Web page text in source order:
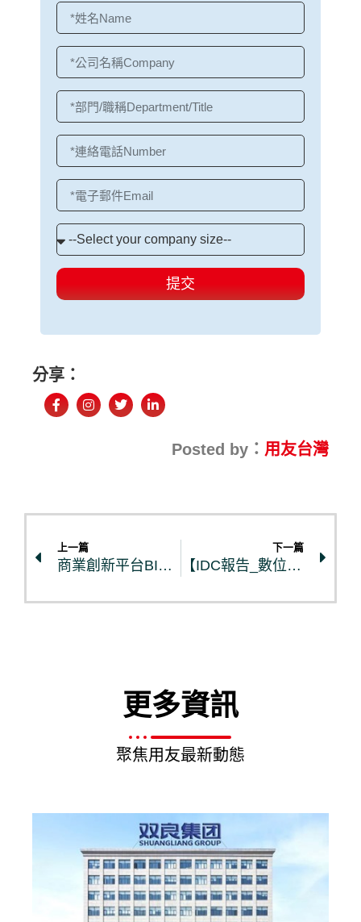
提交
分享：
Posted by： 用友台灣
上一篇
商業創新平台BIP研究報告
下一篇
【IDC報告_數位轉型系列】全方位體驗轉型
更多資訊
聚焦用友最新動態